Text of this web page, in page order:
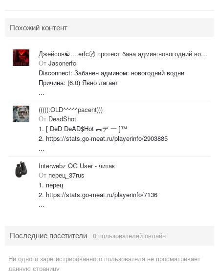
Похожий контент
Джейсон☯....erfc〄 протест бана админ:новогодний водни
От Jasonerfc
Disconnect: Забанен админом: новогодний водни
Причина: (6.0) Явно лагает
...
(((((:OLD^^^^^pacent)))
От DeadShot
1. [ DeD DeAD$Hot ︻デ 一 ]™
2. https://stats.go-meat.ru/playerinfo/2903885
...
Interwebz OG User - читак
От перец_37rus
1. перец
2. https://stats.go-meat.ru/playerinfo/7136
...
Последние посетители 0 пользователей онлайн
Ни одного зарегистрированного пользователя не просматривает
данную страницу